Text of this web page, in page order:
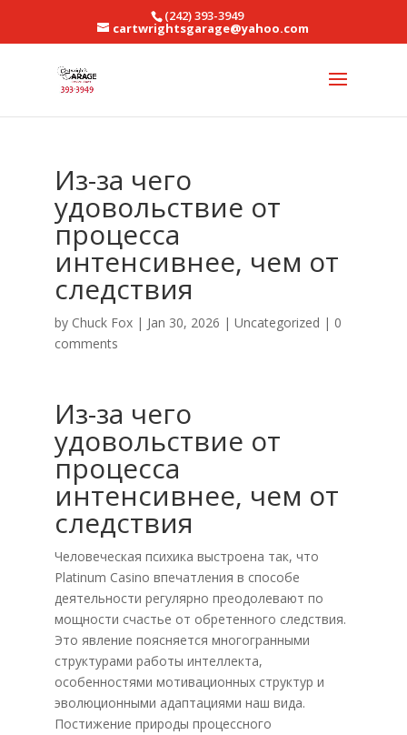
(242) 393-3949
cartwrightsgarage@yahoo.com
Из-за чего
удовольствие от
процесса
интенсивнее, чем от
следствия
by Chuck Fox| Jan 30, 2026 | Uncategorized | 0
comments
Из-за чего
удовольствие от
процесса
интенсивнее, чем от
следствия
Человеческая психика выстроена так, что
Platinum Casino впечатления в способе
деятельности регулярно преодолевают по
мощности счастье от обретенного следствия.
Это явление поясняется многогранными
структурами работы интеллекта,
особенностями мотивационных структур и
эволюционными адаптациями наш вида.
Постижение природы процессного